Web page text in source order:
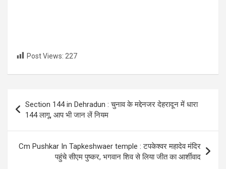
Post Views: 227
navigation
Section 144 in Dehradun : चुनाव के मद्देनजर देहरादून में धारा
144 लागू, आप भी जान लें नियम
Cm Pushkar In Tapkeshwaer temple : टपकेश्वर महादेव मंदिर
पहुंचे सीएम पुष्कर, भगवान शिव से लिया जीत का आर्शीवाद